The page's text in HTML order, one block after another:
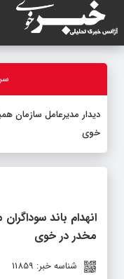
دیدار مدیرعامل سازمان
خوی
مخدر در خوی
شناسه خبر: 11859